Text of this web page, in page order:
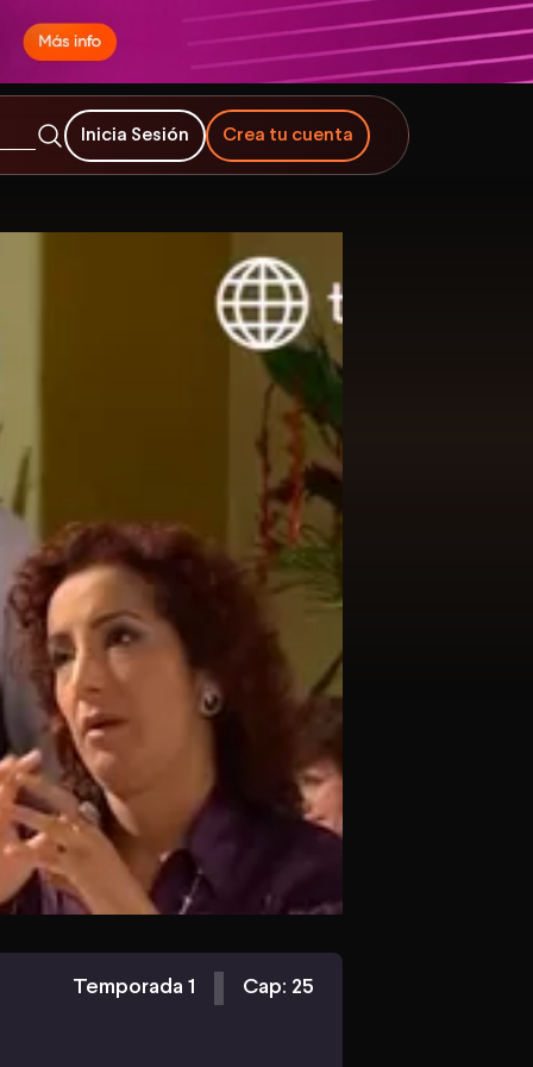
Inicia Sesión Crea tu cuenta
Temporada 1 Cap: 25